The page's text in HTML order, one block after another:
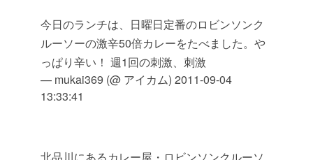
今日のランチは、日曜日定番のロビンソンク
ルーソーの激辛50倍カレーをたべました。や
っぱり辛い！ 週1回の刺激、刺激
— mukai369 (@ アイカム) 2011-09-04
13:33:41